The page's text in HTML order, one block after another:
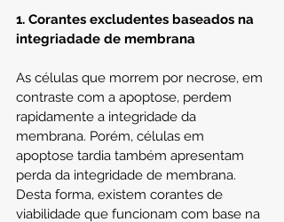
1. Corantes excludentes baseados na
integriadade de membrana
As células que morrem por necrose, em
contraste com a apoptose, perdem
rapidamente a integridade da
membrana. Porém, células em
apoptose tardia também apresentam
perda da integridade de membrana.
Desta forma, existem corantes de
viabilidade que funcionam com base na